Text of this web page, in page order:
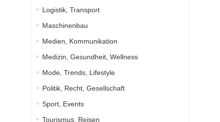
Logistik, Transport
Maschinenbau
Medien, Kommunikation
Medizin, Gesundheit, Wellness
Mode, Trends, Lifestyle
Politik, Recht, Gesellschaft
Sport, Events
Tourismus, Reisen